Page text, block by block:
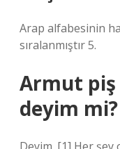
Arap alfabesinin
sıralanmıştır 5.
Armut piş
deyim mi?